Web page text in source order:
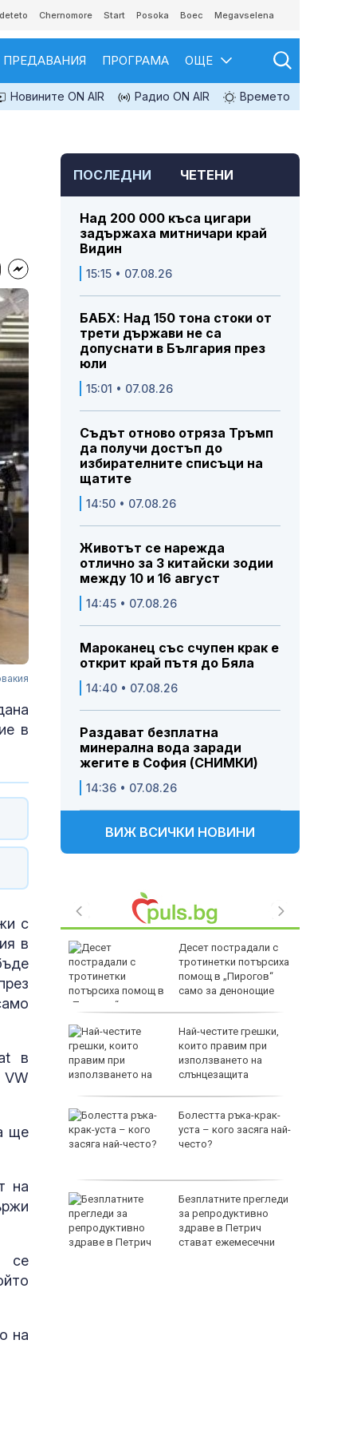
Chernomore Start Posoka Boec Megavselena
ПРЕДАВАНИЯ ПРОГРАМА ОЩЕ
Новините ON AIR Радио ON AIR Времето
в
с
в
в
VW
ще
на
се
на
ПОСЛЕДНИ ЧЕТЕНИ
Над 200 000 къса цигари
задържаха митничари край
Видин
15:15 • 07.08.26
БАБХ: Над 150 тона стоки от
трети държави не са
допуснати в България през
юли
15:01 • 07.08.26
Съдът отново отряза Тръмп
да получи достъп до
избирателните списъци на
щатите
14:50 • 07.08.26
Животът се нарежда
отлично за 3 китайски зодии
между 10 и 16 август
14:45 • 07.08.26
Мароканец със счупен крак е
открит край пътя до Бяла
14:40 • 07.08.26
Раздават безплатна
минерална вода заради
жегите в София (СНИМКИ)
14:36 • 07.08.26
ВИЖ ВСИЧКИ НОВИНИ
почина
срещу
Десет пострадали с
тротинетки потърсиха
помощ в „Пирогов“
само за денонощие
Най-честите грешки,
които правим при
използването на
слънцезащита
Болестта ръка-крак-
уста – кого засяга най-
често?
Безплатните прегледи
за репродуктивно
здраве в Петрич
стават ежемесечни